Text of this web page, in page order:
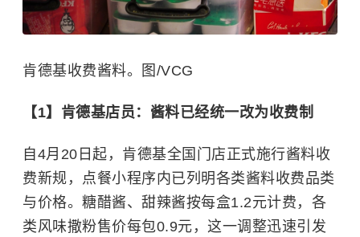
肯德基收费酱料。图/VCG
【1】肯德基店员：酱料已经统一改为收费制
自4月20日起，肯德基全国门店正式施行酱料收
费新规，点餐小程序内已列明各类酱料收费品类
与价格。糖醋酱、甜辣酱按每盒1.2元计费，各
类风味撒粉售价每包0.9元，这一调整迅速引发